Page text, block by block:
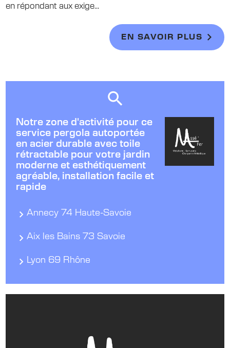
en répondant aux exige...
EN SAVOIR PLUS
Notre zone d'activité pour ce
service pergola autoportée
en acier durable avec toile
rétractable pour votre jardin
moderne et esthétiquement
agréable, installation facile et
rapide
Annecy 74 Haute-Savoie
Aix les Bains 73 Savoie
Lyon 69 Rhône